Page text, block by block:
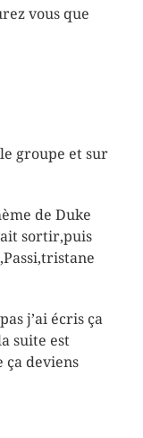
vous que
groupe et sur
de Duke
sortir,puis
j’ai écris ça
suite est
deviens